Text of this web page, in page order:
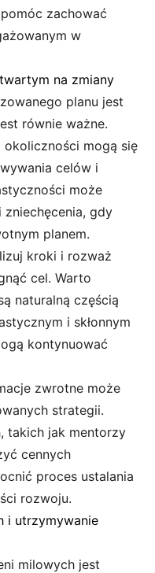
zachować
w
na zmiany
planu jest
równie ważne.
okoliczności mogą się
celów i
może
gdy
planem.
kroki i rozważ
cel. Warto
naturalną częścią
i skłonnym
kontynuować
zwrotne może
strategii.
takich jak mentorzy
cennych
proces ustalania
rozwoju.
i utrzymywanie
milowych jest